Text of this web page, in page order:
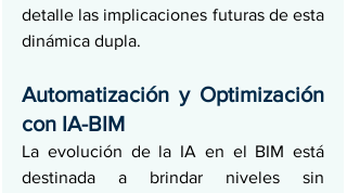
detalle las implicaciones futuras de esta
dinámica dupla.
Automatización y Optimización
con IA-BIM
La evolución de la IA en el BIM está
destinada a brindar niveles sin